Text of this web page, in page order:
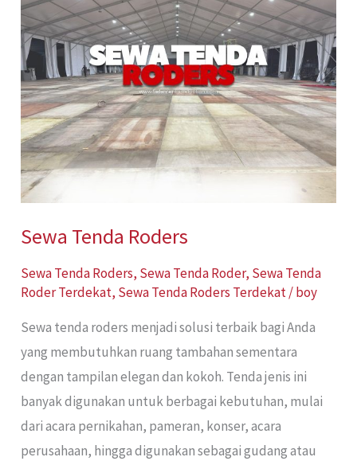
Sewa Tenda Roders
Sewa Tenda Roders, Sewa Tenda Roder, Sewa Tenda
Roder Terdekat, Sewa Tenda Roders Terdekat/boy
Sewa tenda roders menjadi solusi terbaik bagi Anda
yang membutuhkan ruang tambahan sementara
dengan tampilan elegan dan kokoh. Tenda jenis ini
banyak digunakan untuk berbagai kebutuhan, mulai
dari acara pernikahan, pameran, konser, acara
perusahaan, hingga digunakan sebagai gudang atau
Tenda
Roders